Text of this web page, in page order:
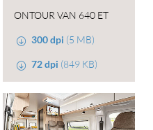
ONTOUR VAN 640 ET
300 dpi (5 MB)
72 dpi (849 KB)